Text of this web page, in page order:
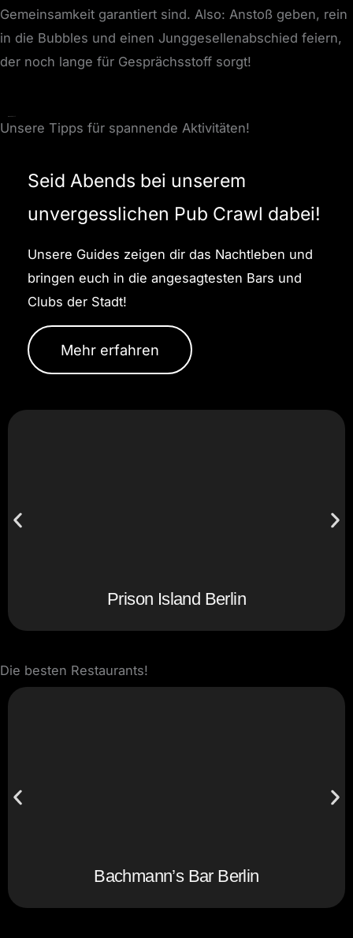
Gemeinsamkeit garantiert sind. Also: Anstoß geben, rein
in die Bubbles und einen Junggesellenabschied feiern,
der noch lange für Gesprächsstoff sorgt!
Unsere Tipps für spannende Aktivitäten!
Seid Abends bei unserem
unvergesslichen Pub Crawl dabei!
Unsere Guides zeigen dir das Nachtleben und
bringen euch in die angesagtesten Bars und
Clubs der Stadt!
Mehr erfahren
Prison Island Berlin
Die besten Restaurants!
Bachmann’s Bar Berlin